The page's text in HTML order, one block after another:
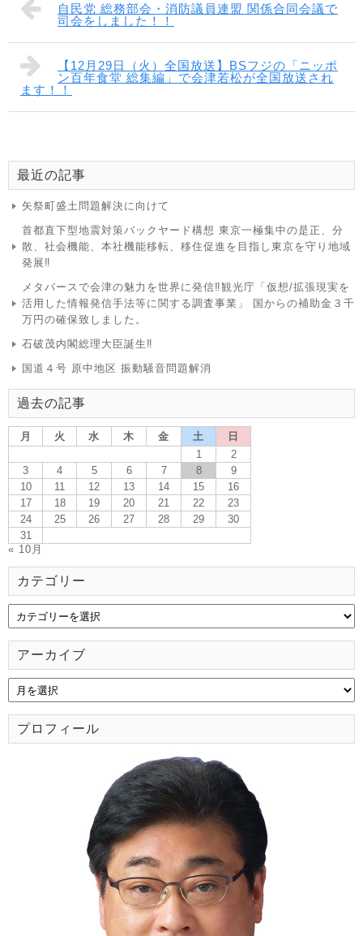
自民党 総務部会・消防議員連盟 関係合同会議で
司会をしました！！
【12月29日（火）全国放送】BSフジの「ニッポ
ン百年食堂 総集編」で会津若松が全国放送され
ます！！
最近の記事
矢祭町盛土問題解決に向けて
首都直下型地震対策バックヤード構想 東京一極集中の是正、分
散、社会機能、本社機能移転、移住促進を目指し東京を守り地域
発展‼
メタバースで会津の魅力を世界に発信‼観光庁「仮想/拡張現実を
活用した情報発信手法等に関する調査事業」 国からの補助金３千
万円の確保致しました。
石破茂内閣総理大臣誕生‼
国道４号 原中地区 振動騒音問題解消
過去の記事
月 火 水 木 金 土
日
1
2
3
4 5 6 7 8
9
10
11 12 13 14 15
16
17
18 19 20 21 22
23
24
25 26 27 28 29
30
31
« 10月
カテゴリー
アーカイブ
プロフィール